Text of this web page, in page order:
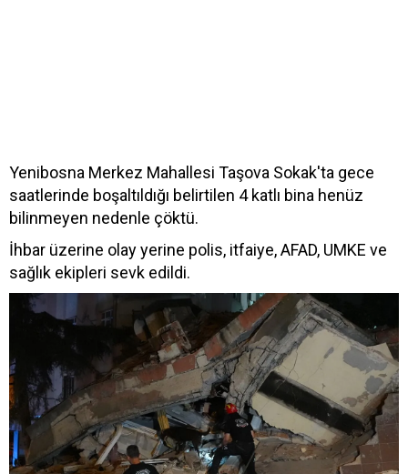
Yenibosna Merkez Mahallesi Taşova Sokak'ta gece
saatlerinde boşaltıldığı belirtilen 4 katlı bina henüz
bilinmeyen nedenle çöktü.
İhbar üzerine olay yerine polis, itfaiye, AFAD, UMKE ve
sağlık ekipleri sevk edildi.